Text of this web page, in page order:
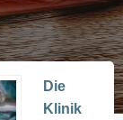
Die
Klinik